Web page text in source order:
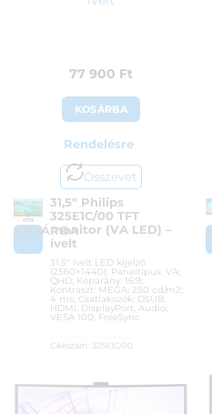
77 900 Ft
KOSÁRBA
Rendelésre
Összevet
KOSÁRBA
31,5″ Philips
325E1C/00 TFT
monitor (VA LED) –
ívelt
31,5″ ívelt LED kijelző
(2560×1440); Paneltípus: VA;
QHD; Képarány: 16:9;
Kontraszt: MEGA; 250 cd/m2;
4 ms; Csatlakozók: DSUB,
HDMI, DisplayPort, Audio;
VESA 100; FreeSync
Cikkszám:
325E1C/00
Gyártó:Philips
Garanciaidő: